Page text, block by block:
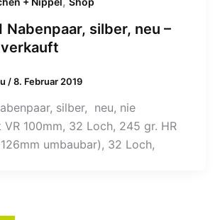
Nabenpaar, silber, neu –
/8. Februar 2019
silber, neu, nie
VR 100mm, 32 Loch, 245 gr. HR
umbaubar), 32 Loch,